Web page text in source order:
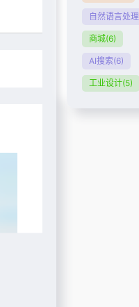
自然语言处理
商城(6)
AI搜索(6)
工业设计(5)